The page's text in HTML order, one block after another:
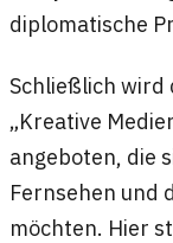
diplomatische
Schließlich wird
„Kreative
angeboten, die
Fernsehen und
möchten. Hier